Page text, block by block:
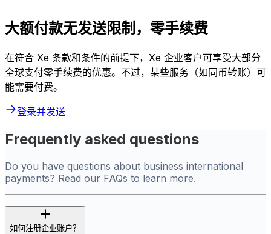
大额付款无发送限制，零手续费
在符合 Xe 条款和条件的前提下，Xe 企业客户可享受大部分
全球支付零手续费的优惠。不过，某些服务（如同币转账）可
能需要付费。
登录并发送
Frequently asked questions
Do you have questions about business international
payments? Read our FAQs to learn more.
如何注册企业账户？